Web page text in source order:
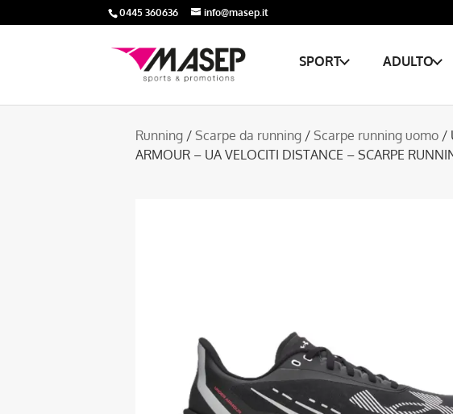
0445 360636 info@masep.it
SPORT ADULTO
Running / Scarpe da running / Scarpe running uomo /
ARMOUR – UA VELOCITI DISTANCE – SCARPE